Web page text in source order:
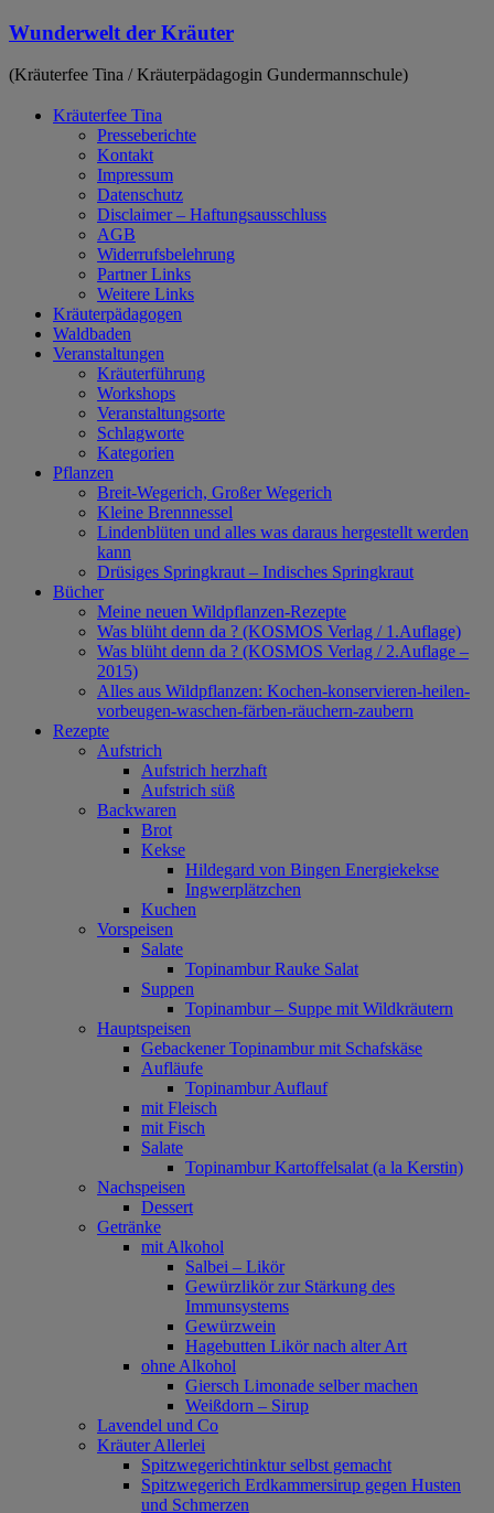
Zum
springen
Wunderwelt der Kräuter
(Kräuterfee Tina / Kräuterpädagogin Gundermannschule)
Kräuterfee Tina
Presseberichte
Kontakt
Impressum
Datenschutz
Disclaimer – Haftungsausschluss
AGB
Widerrufsbelehrung
Partner Links
Weitere Links
Kräuterpädagogen
Waldbaden
Veranstaltungen
Kräuterführung
Workshops
Veranstaltungsorte
Schlagworte
Kategorien
Pflanzen
Breit-Wegerich, Großer Wegerich
Kleine Brennnessel
Lindenblüten und alles was daraus hergestellt werden
kann
Drüsiges Springkraut – Indisches Springkraut
Bücher
Meine neuen Wildpflanzen-Rezepte
Was blüht denn da ? (KOSMOS Verlag / 1.Auflage)
Was blüht denn da ? (KOSMOS Verlag / 2.Auflage –
2015)
Alles aus Wildpflanzen: Kochen-konservieren-heilen-
vorbeugen-waschen-färben-räuchern-zaubern
Rezepte
Aufstrich
Aufstrich herzhaft
Aufstrich süß
Backwaren
Brot
Kekse
Hildegard von Bingen Energiekekse
Ingwerplätzchen
Kuchen
Vorspeisen
Salate
Topinambur Rauke Salat
Suppen
Topinambur – Suppe mit Wildkräutern
Hauptspeisen
Gebackener Topinambur mit Schafskäse
Aufläufe
Topinambur Auflauf
mit Fleisch
mit Fisch
Salate
Topinambur Kartoffelsalat (a la Kerstin)
Nachspeisen
Dessert
Getränke
mit Alkohol
Salbei – Likör
Gewürzlikör zur Stärkung des
Immunsystems
Gewürzwein
Hagebutten Likör nach alter Art
ohne Alkohol
Giersch Limonade selber machen
Weißdorn – Sirup
Lavendel und Co
Kräuter Allerlei
Spitzwegerichtinktur selbst gemacht
Spitzwegerich Erdkammersirup gegen Husten
und Schmerzen